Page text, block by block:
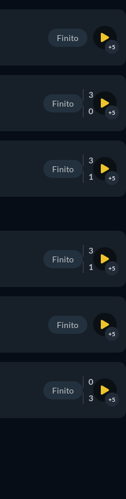
Finito
+5
Finito
3
0
+5
Finito
3
1
+5
Finito
3
1
+5
Finito
+5
Finito
0
3
+5